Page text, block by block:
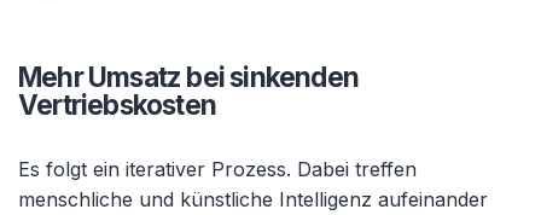
Mehr Umsatz bei sinkenden
Vertriebskosten
Es folgt ein iterativer Prozess. Dabei treffen
menschliche und künstliche Intelligenz aufeinander